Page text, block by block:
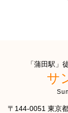
「蒲田駅」
サ
〒144-0051 東京